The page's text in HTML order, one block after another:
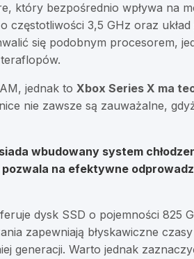
który bezpośrednio wpływa na
3,5 GHz oraz
się podobnym procesorem,
jednak to Xbox Series X ma
nie zawsze są zauważalne,
wbudowany system
na efektywne
dysk SSD o pojemności 825
zapewniają błyskawiczne
generacji. Warto jednak